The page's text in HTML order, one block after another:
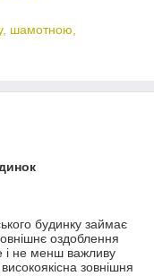
шамотною,
будинку займає
оздоблення
і не менш важливу
зовнішня